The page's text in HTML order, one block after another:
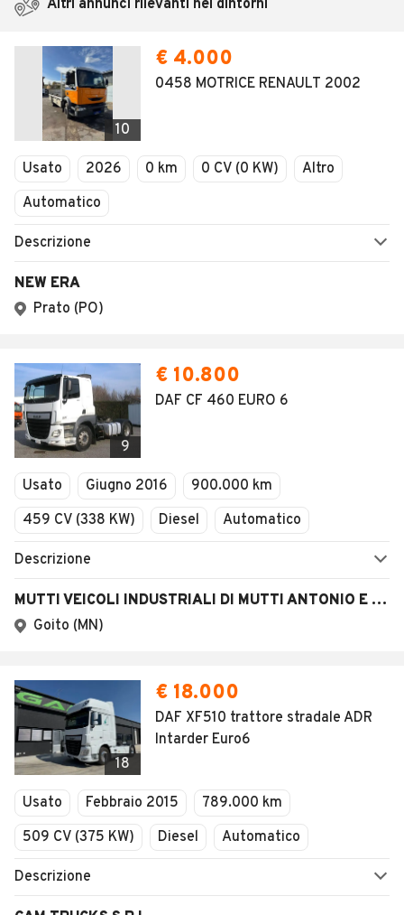
Altri annunci rilevanti nei dintorni
10
€ 4.000
0458 MOTRICE RENAULT 2002
Usato 2026 0 km 0 CV (0 KW)
Altro
Automatico
Descrizione
NEW ERA
Prato (PO)
9
€ 10.800
DAF CF 460 EURO 6
Usato Giugno 2016
900.000 km
459 CV (338 KW)
Diesel Automatico
Descrizione
MUTTI VEICOLI INDUSTRIALI DI MUTTI ANTONIO E STEFANO S.N.C.
Goito (MN)
18
€ 18.000
DAF XF510 trattore stradale ADR
Intarder Euro6
Usato Febbraio 2015
789.000 km
509 CV (375 KW)
Diesel Automatico
Descrizione